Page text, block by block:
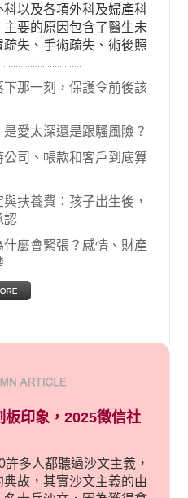
以及各項外科及婦產科
要的原因包含了醫生未
失、手術疏失、術後照
。雖然醫學進步，但醫
還是經常發生。很多案
，我們如果不幸遇到相
些案例…
那一刻，保護令前後該
愛太深還是跟騷風險？
司、帳款和客戶到底算
扶養費：孩子出生後，
認
麼會緊張？感情、財產
板印象，2025徵信社
多人都聽過沙文主義，
故，其實沙文主義的由